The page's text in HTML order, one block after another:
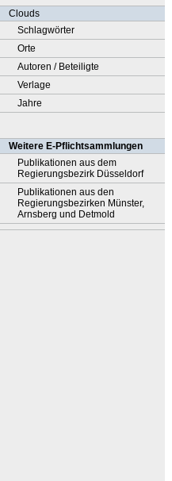
Clouds
Schlagwörter
Orte
Autoren / Beteiligte
Verlage
Jahre
Weitere E-Pflichtsammlungen
Publikationen aus dem
Regierungsbezirk Düsseldorf
Publikationen aus den
Regierungsbezirken Münster,
Arnsberg und Detmold